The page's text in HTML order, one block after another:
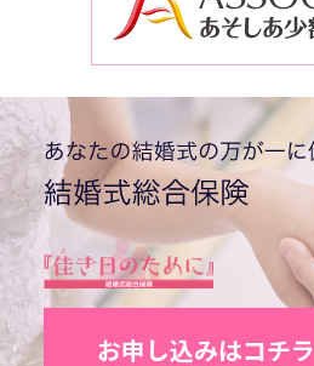
お申し込みはコチラ